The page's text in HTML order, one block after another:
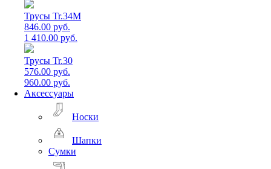
Трусы Tr.34M
846.00 руб.
1 410.00 руб.
Трусы Tr.30
576.00 руб.
960.00 руб.
Аксессуары
Носки
Шапки
Сумки